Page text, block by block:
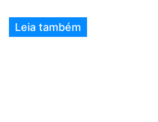
Leia também